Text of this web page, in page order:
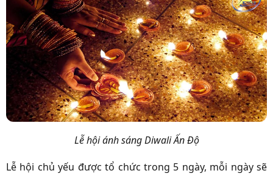
Lễ hội ánh sáng Diwali Ấn Độ
Lễ hội chủ yếu được tổ chức trong 5 ngày, mỗi ngày sẽ